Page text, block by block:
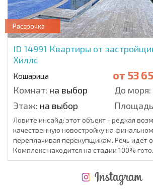
Рассрочка
ID 14991 Квартиры от
Хиллс
Кошарица от 53
Комнат: на выбор До моря:
Этаж: на выбор
Ловите инсайд: этот объект - редкая
качественную новостройку на
переплачивая перекупщикам. Речь идет
Комплекс находится на стадии 100%